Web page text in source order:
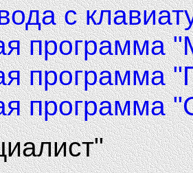
с
программа
программа
программа